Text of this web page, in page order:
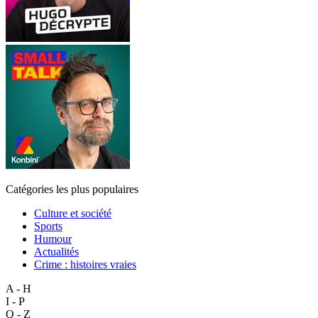
Catégories les plus populaires
Culture et société
Sports
Humour
Actualités
Crime : histoires vraies
A - H
I - P
Q - Z